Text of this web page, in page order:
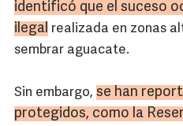
identificó que el suceso
ilegal realizada en zonas
sembrar aguacate.
Sin embargo, se han
protegidos, como la